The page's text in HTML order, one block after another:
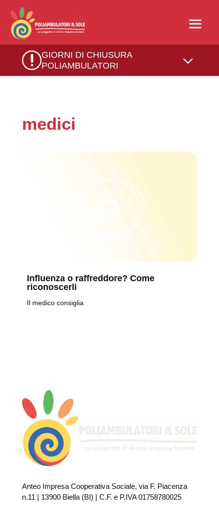
rGIORNI DI CHIUSURA
POLIAMBULATORI
3
medici
Influenza o raffreddore? Come
riconoscerli
Il medico consiglia
Anteo Impresa Cooperativa Sociale, via F. Piacenza
n.11 | 13900 Biella (BI) | C.F. e P.IVA 01758780025